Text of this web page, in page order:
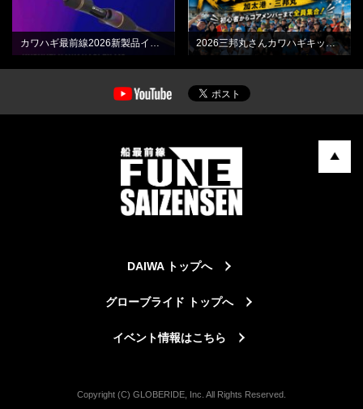
カワハギ最前線2026新製品インプレッション動画 2026三邦丸さんカワハギキックオフPARTY
DAIWA トップへ
グローブライド トップへ
イベント情報はこちら
Copyright (C) GLOBERIDE, Inc. All Rights Reserved.